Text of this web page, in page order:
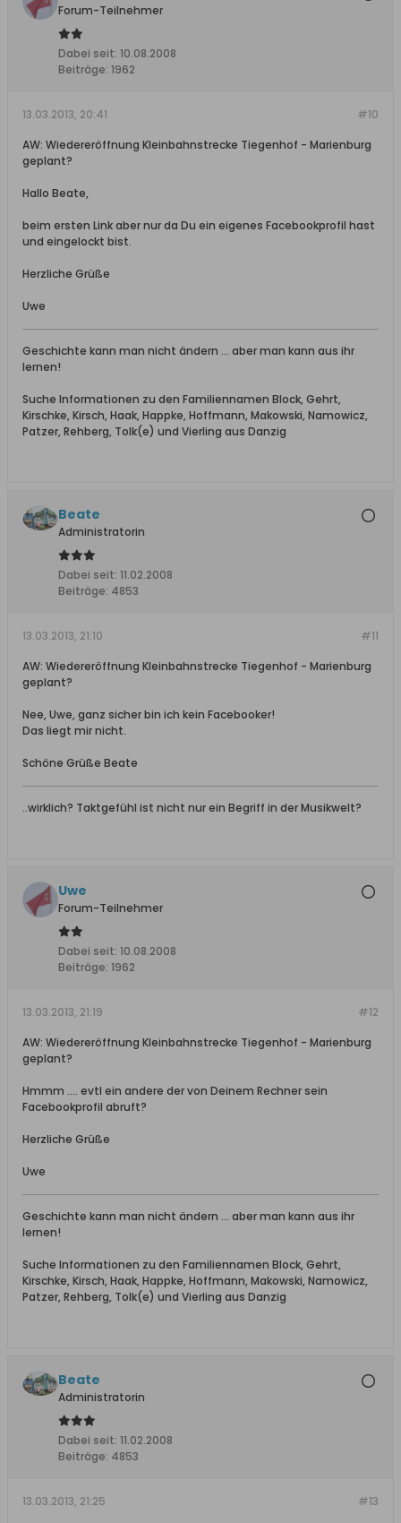
Forum-Teilnehmer
Dabei seit: 10.08.2008
Beiträge: 1962
#10
13.03.2013, 20:41
AW: Wiedereröffnung Kleinbahnstrecke Tiegenhof - Marienburg
geplant?
Hallo Beate,
beim ersten Link aber nur da Du ein eigenes Facebookprofil hast
und eingelockt bist.
Herzliche Grüße
Uwe
Geschichte kann man nicht ändern ... aber man kann aus ihr
lernen!
Suche Informationen zu den Familiennamen Block, Gehrt,
Kirschke, Kirsch, Haak, Happke, Hoffmann, Makowski, Namowicz,
Patzer, Rehberg, Tolk(e) und Vierling aus Danzig
Beate
Administratorin
Dabei seit: 11.02.2008
Beiträge: 4853
#11
13.03.2013, 21:10
AW: Wiedereröffnung Kleinbahnstrecke Tiegenhof - Marienburg
geplant?
Nee, Uwe, ganz sicher bin ich kein Facebooker!
Das liegt mir nicht.
Schöne Grüße Beate
..wirklich? Taktgefühl ist nicht nur ein Begriff in der Musikwelt?
Uwe
Forum-Teilnehmer
Dabei seit: 10.08.2008
Beiträge: 1962
#12
13.03.2013, 21:19
AW: Wiedereröffnung Kleinbahnstrecke Tiegenhof - Marienburg
geplant?
Hmmm .... evtl ein andere der von Deinem Rechner sein
Facebookprofil abruft?
Herzliche Grüße
Uwe
Geschichte kann man nicht ändern ... aber man kann aus ihr
lernen!
Suche Informationen zu den Familiennamen Block, Gehrt,
Kirschke, Kirsch, Haak, Happke, Hoffmann, Makowski, Namowicz,
Patzer, Rehberg, Tolk(e) und Vierling aus Danzig
Beate
Administratorin
Dabei seit: 11.02.2008
Beiträge: 4853
#13
13.03.2013, 21:25